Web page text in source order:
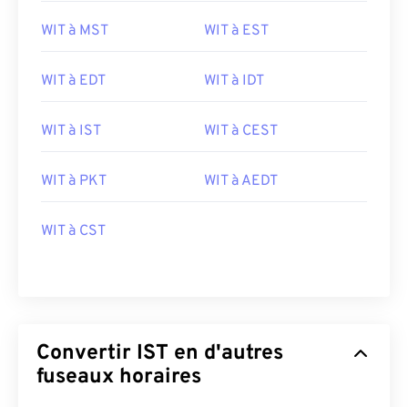
WIT à MST WIT à EST
WIT à EDT WIT à IDT
WIT à IST WIT à CEST
WIT à PKT WIT à AEDT
WIT à CST
Convertir IST en d'autres
fuseaux horaires